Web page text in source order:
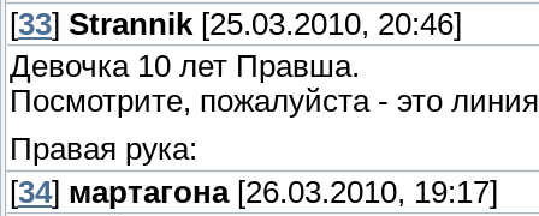
[33] Strannik [25.03.2010, 20:46]
Девочка 10 лет Правша.
Посмотрите, пожалуйста - это
Правая рука:
[34] мартагона[26.03.2010, 19:17]